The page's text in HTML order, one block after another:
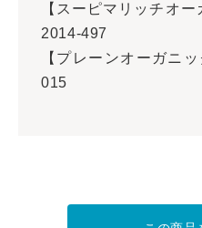
【スーピマリッチオ
2014-497
【プレーンオーガニ
015